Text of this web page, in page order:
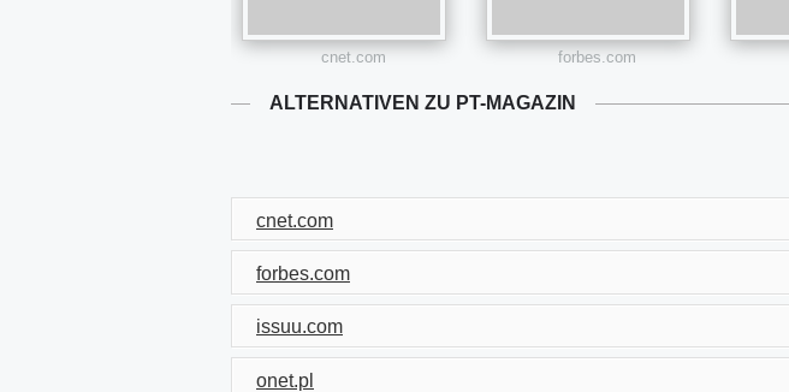
cnet.com forbes.com
ALTERNATIVEN ZU PT-MAGAZIN
cnet.com
forbes.com
issuu.com
onet.pl